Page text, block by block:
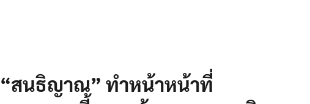
“สนธิญาณ” ทำหน้าหน้าที่